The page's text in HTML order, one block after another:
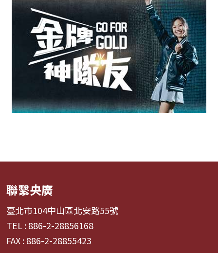
聯繫央廣
臺北市104中山區北安路55號
TEL : 886-2-28856168
FAX : 886-2-28855423